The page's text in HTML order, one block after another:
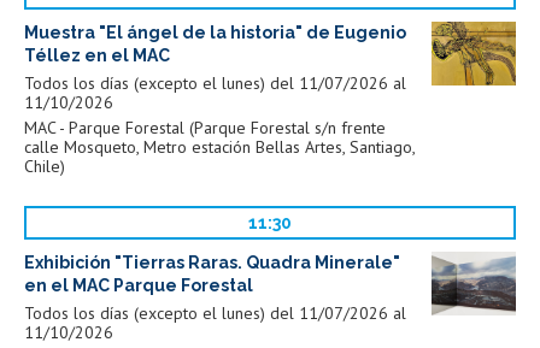
Muestra "El ángel de la historia" de Eugenio
Téllez en el MAC
Todos los días (excepto el lunes) del 11/07/2026 al
11/10/2026
MAC - Parque Forestal (Parque Forestal s/n frente
calle Mosqueto, Metro estación Bellas Artes, Santiago,
Chile)
11:30
Exhibición "Tierras Raras. Quadra Minerale"
en el MAC Parque Forestal
Todos los días (excepto el lunes) del 11/07/2026 al
11/10/2026